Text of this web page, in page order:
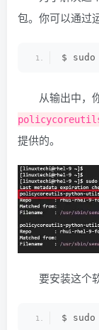
包。你可以通过
$
从输出中，
提供的。
要安装这个
$